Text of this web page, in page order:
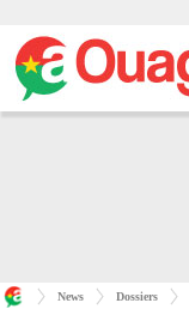
News Dossiers